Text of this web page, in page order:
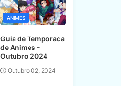
ANIMES
Guia de Temporada
de Animes -
Outubro 2024
Outubro 02, 2024